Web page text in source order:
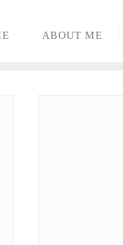
ABOUT ME